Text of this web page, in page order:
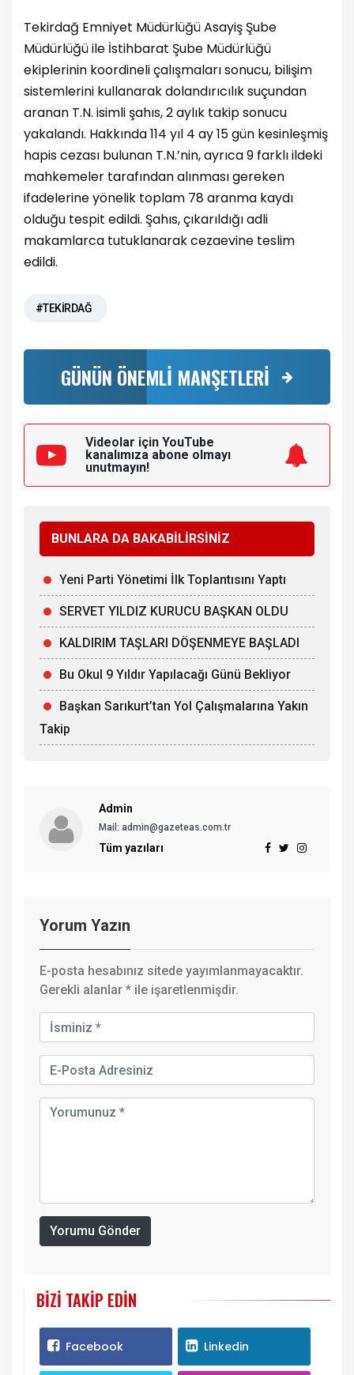
Tekirdağ Emniyet Müdürlüğü Asayiş Şube
Müdürlüğü ile İstihbarat Şube Müdürlüğü
ekiplerinin koordineli çalışmaları sonucu, bilişim
sistemlerini kullanarak dolandırıcılık suçundan
aranan T.N. isimli şahıs, 2 aylık takip sonucu
yakalandı. Hakkında 114 yıl 4 ay 15 gün kesinleşmiş
hapis cezası bulunan T.N.’nin, ayrıca 9 farklı ildeki
mahkemeler tarafından alınması gereken
ifadelerine yönelik toplam 78 aranma kaydı
olduğu tespit edildi. Şahıs, çıkarıldığı adli
makamlarca tutuklanarak cezaevine teslim
edildi.
#TEKİRDAĞ
GÜNÜN ÖNEMLİ MANŞETLERİ
Videolar için YouTube
kanalımıza abone olmayı
unutmayın!
BUNLARA DA BAKABİLİRSİNİZ
Yeni Parti Yönetimi İlk Toplantısını Yaptı
SERVET YILDIZ KURUCU BAŞKAN OLDU
KALDIRIM TAŞLARI DÖŞENMEYE BAŞLADI
Bu Okul 9 Yıldır Yapılacağı Günü Bekliyor
Başkan Sarıkurt’tan Yol Çalışmalarına Yakın
Takip
Admin
Mail: admin@gazeteas.com.tr
Tüm yazıları
Yorum Yazın
E-posta hesabınız sitede yayımlanmayacaktır.
Gerekli alanlar * ile işaretlenmişdir.
Yorumu Gönder
BIZI TAKIP EDIN
Facebook Linkedin